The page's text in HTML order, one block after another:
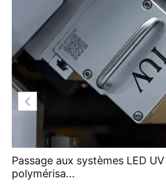
Passage aux systèmes LED
polymérisa...